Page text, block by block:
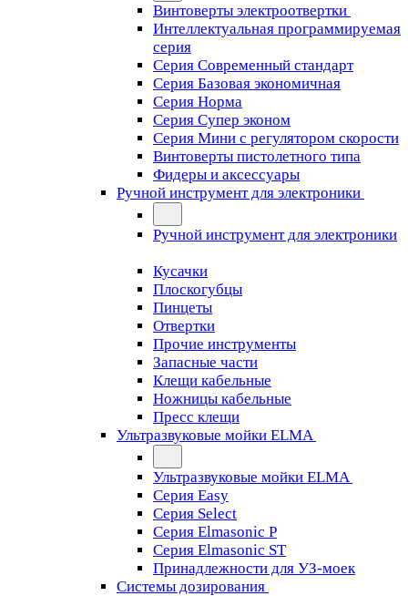
Винтоверты электроотвертки
Интеллектуальная программируемая
серия
Серия Современный стандарт
Серия Базовая экономичная
Серия Норма
Серия Cупер эконом
Серия Мини с регулятором скорости
Винтоверты пистолетного типа
Фидеры и аксессуары
Ручной инструмент для электроники
Ручной инструмент для электроники
Кусачки
Плоскогубцы
Пинцеты
Отвертки
Прочие инструменты
Запасные части
Клещи кабельные
Ножницы кабельные
Пресс клещи
Ультразвуковые мойки ELMA
Ультразвуковые мойки ELMA
Серия Easy
Серия Select
Серия Elmasonic P
Серия Elmasonic ST
Принадлежности для УЗ-моек
Системы дозирования